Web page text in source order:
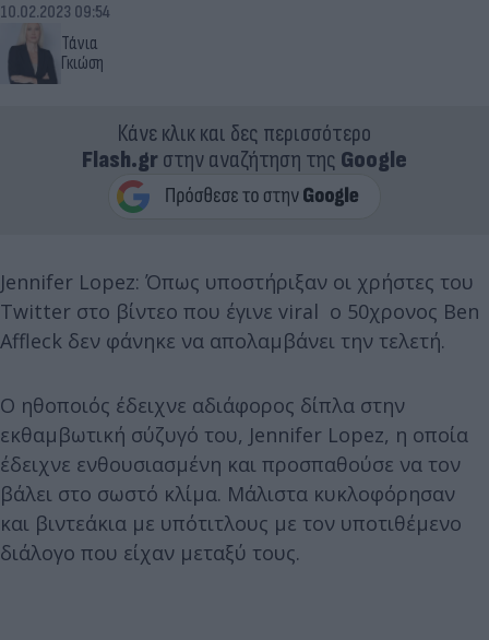
Τάνια
Γκιώση
10.02.2023 09:54
Κάνε κλικ και δες περισσότερο
Flash.grστην αναζήτηση της Google
Jennifer Lopez: Όπως υποστήριξαν οι χρήστες του
Twitter στο βίντεο που έγινε viral ο 50χρονος Ben
Affleck δεν φάνηκε να απολαμβάνει την τελετή.
Ο ηθοποιός έδειχνε αδιάφορος δίπλα στην
εκθαμβωτική σύζυγό του, Jennifer Lopez, η οποία
έδειχνε ενθουσιασμένη και προσπαθούσε να τον
βάλει στο σωστό κλίμα. Μάλιστα κυκλοφόρησαν
και βιντεάκια με υπότιτλους με τον υποτιθέμενο
διάλογο που είχαν μεταξύ τους.